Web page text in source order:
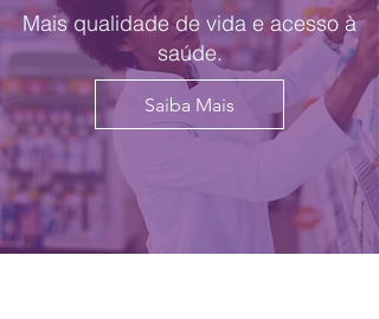
Mais qualidade de vida e acesso à
saúde.
Saiba Mais